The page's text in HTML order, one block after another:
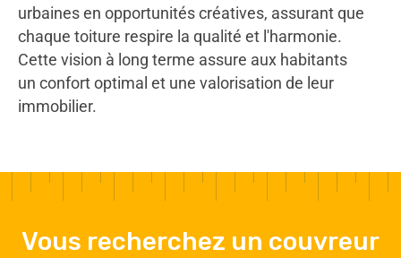
urbaines en opportunités créatives, assurant que
chaque toiture respire la qualité et l'harmonie.
Cette vision à long terme assure aux habitants
un confort optimal et une valorisation de leur
immobilier.
Vous recherchez un couvreur